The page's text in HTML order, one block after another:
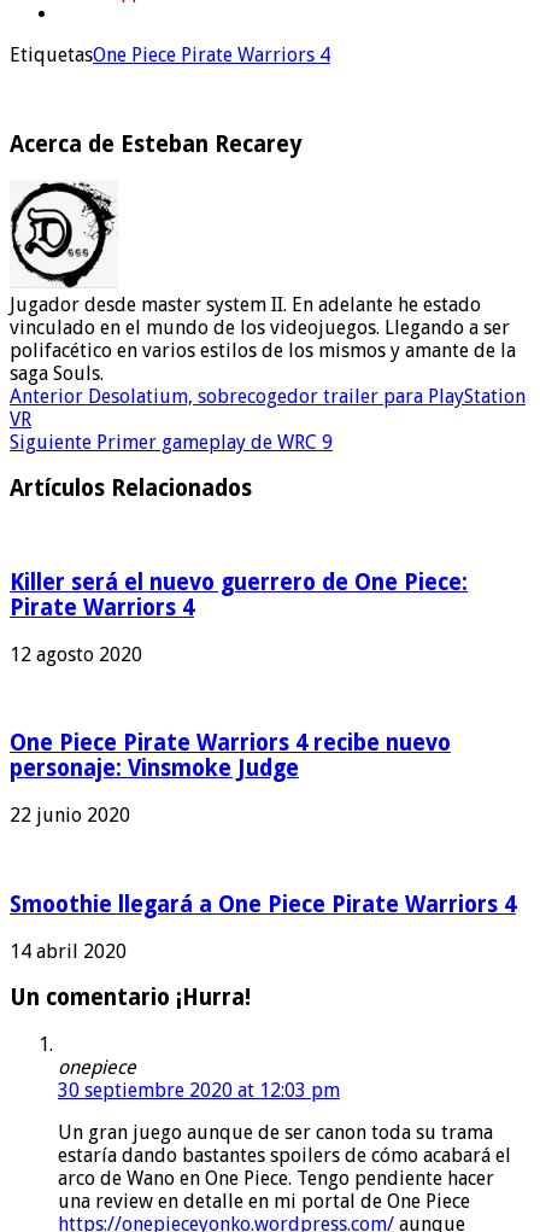
EtiquetasOne Piece Pirate Warriors 4
Acerca de Esteban Recarey
Jugador desde master system II. En adelante he estado
vinculado en el mundo de los videojuegos. Llegando a ser
polifacético en varios estilos de los mismos y amante de la
saga Souls.
Anterior Desolatium, sobrecogedor trailer para PlayStation
VR
Siguiente Primer gameplay de WRC 9
Artículos Relacionados
Killer será el nuevo guerrero de One Piece:
Pirate Warriors 4
12 agosto 2020
One Piece Pirate Warriors 4 recibe nuevo
personaje: Vinsmoke Judge
22 junio 2020
Smoothie llegará a One Piece Pirate Warriors 4
14 abril 2020
Un comentario ¡Hurra!
onepiece
30 septiembre 2020 at 12:03 pm
Un gran juego aunque de ser canon toda su trama
estaría dando bastantes spoilers de cómo acabará el
arco de Wano en One Piece. Tengo pendiente hacer
una review en detalle en mi portal de One Piece
https://onepieceyonko.wordpress.com/ aunque